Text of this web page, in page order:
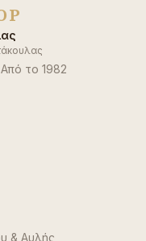
Από το 1982
& Αυλής